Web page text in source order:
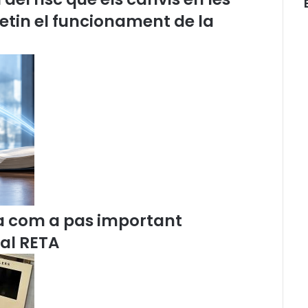
a
n
m
i
s
i
ó
d
e
a
l
a
el funcionament de la
com a pas important
RETA